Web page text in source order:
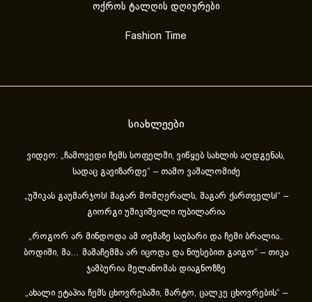
ოქროს ტალღის დღიურები
Fashion Time
სიახლეები
ვიდეო: „ჩამოვედი ჩემს სოფელში, ვიწყებ სახლის აღდგენას,
სადაც გავიზარდე“ – თამო ვაშალომიძე
„უშიკას გაუმარჯოს! მაგარ მომღერალს, მაგარ ქართველს!“ –
გიორგი უშიკიშვილი იუბილარია
„როგორ არ მინდოდა ამ თემაზე საუბარი და ჩემი ბრალია..
ბოდიში, მა… მამაჩემმა არ იცოდა და ნიუსებით გაიგო“ – თიკა
ჯამბურია მელანომას დიაგნოზზე
„ახა­ლი ეტა­პია ჩემს ცხოვ­რე­ბა­ში, მარ­ტო, ცალ­კე ცხოვ­რე­ბის“ –